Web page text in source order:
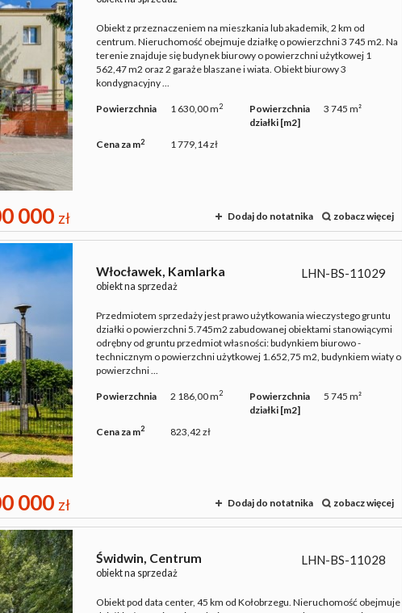
Obiekt z przeznaczeniem na mieszkania lub akademik, 2 km od
centrum. Nieruchomość obejmuje działkę o powierzchni 3 745 m2. Na
terenie znajduje się budynek biurowy o powierzchni użytkowej 1
562,47 m2 oraz 2 garaże blaszane i wiata. Obiekt biurowy 3
kondygnacyjny ...
Powierzchnia 1 630,00 m2
Powierzchnia
działki [m2]
3 745 m²
Cena za m2 1 779,14 zł
000 zł Dodaj do notatnika zobacz więcej
Włocławek, Kamlarka
obiekt na sprzedaż
LHN-BS-11029
Przedmiotem sprzedaży jest prawo użytkowania wieczystego gruntu
działki o powierzchni 5.745m2 zabudowanej obiektami stanowiącymi
odrębny od gruntu przedmiot własności: budynkiem biurowo -
technicznym o powierzchni użytkowej 1.652,75 m2, budynkiem wiaty o
powierzchni ...
Powierzchnia 2 186,00 m2
Powierzchnia
działki [m2]
5 745 m²
Cena za m2 823,42 zł
000 zł Dodaj do notatnika zobacz więcej
Świdwin, Centrum
obiekt na sprzedaż
LHN-BS-11028
Obiekt pod data center, 45 km od Kołobrzegu. Nieruchomość obejmuje